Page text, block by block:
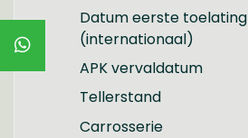
Datum eerste toelating
(internationaal)
APK vervaldatum
Tellerstand
Carrosserie